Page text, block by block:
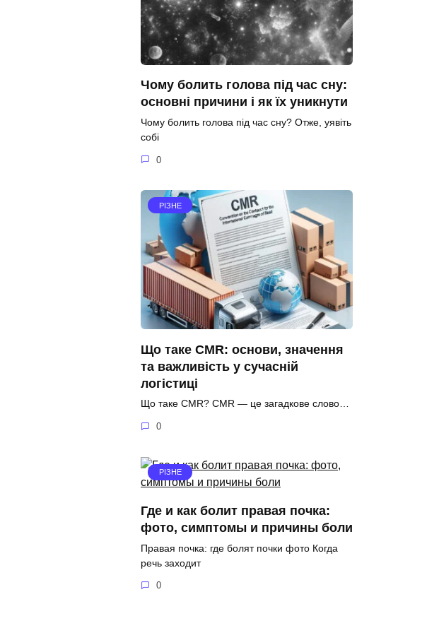
Чому болить голова під час сну:
основні причини і як їх уникнути
Чому болить голова під час сну? Отже, уявіть
собі
0
РІЗНЕ
Що таке CMR: основи, значення
та важливість у сучасній
логістиці
Що таке CMR? CMR — це загадкове слово…
0
РІЗНЕ
Где и как болит правая почка:
фото, симптомы и причины боли
Правая почка: где болят почки фото Когда
речь заходит
0